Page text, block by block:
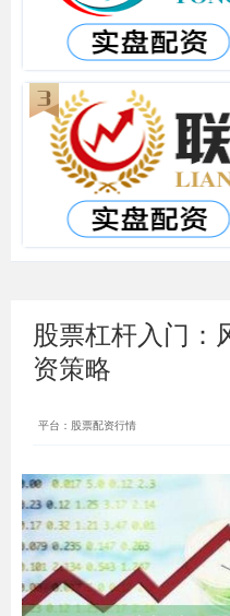
股票杠杆入门：
资策略
平台：股票配资行情